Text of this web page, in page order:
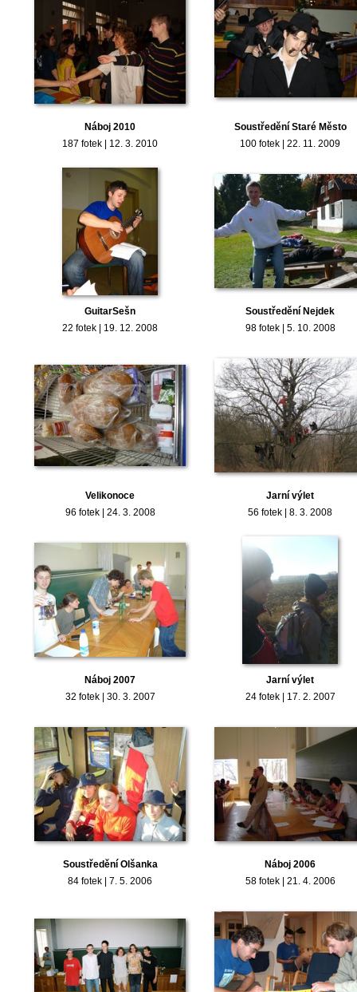
Náboj 2010
187 fotek | 12. 3. 2010
Soustředění Staré Město
100 fotek | 22. 11. 2009
GuitarSešn
22 fotek | 19. 12. 2008
Soustředění Nejdek
98 fotek | 5. 10. 2008
Velikonoce
96 fotek | 24. 3. 2008
Jarní výlet
56 fotek | 8. 3. 2008
Náboj 2007
32 fotek | 30. 3. 2007
Jarní výlet
24 fotek | 17. 2. 2007
Soustředění Olšanka
84 fotek | 7. 5. 2006
Náboj 2006
58 fotek | 21. 4. 2006